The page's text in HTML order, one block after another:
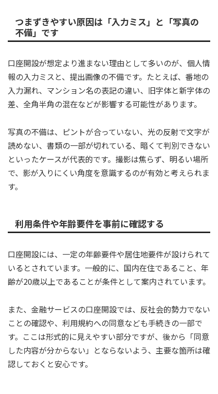
つまずきやすい原因は「入力ミス」と「写真の
不備」です
口座開設が想定より進まない理由として多いのが、個人情
報の入力ミスと、提出画像の不備です。たとえば、番地の
入力漏れ、マンション名の表記の違い、旧字体と新字体の
差、全角半角の混在などが影響する可能性があります。
写真の不備は、ピントが合っていない、光の反射で文字が
読めない、書類の一部が切れている、暗くて判別できない
といったケースが代表的です。撮影は焦らず、明るい場所
で、影が入りにくい角度を意識するのが有効と考えられま
す。
利用条件や年齢要件を事前に確認する
口座開設には、一定の年齢要件や居住地要件が設けられて
いるとされています。一般的に、国内在住であること、年
齢が20歳以上であることが条件として案内されています。
また、金融サービスの口座開設では、反社会的勢力でない
ことの確認や、利用規約への同意なども手続きの一部で
す。ここは形式的に見えやすい部分ですが、後から「同意
した内容が分からない」とならないよう、主要な箇所は確
認しておくと安心です。